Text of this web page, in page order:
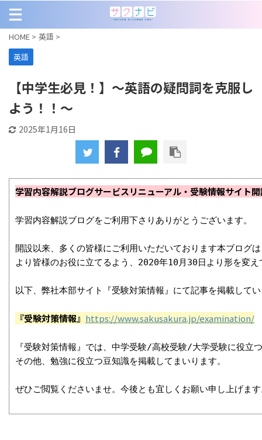
HOME > 英語 >
英語
【中学生必見！】～英語の疑問詞を克服し
よう！！～
2025年1月16日
学習内容解説ブログサービスリニューアル・受験情報サイト
学習内容解説ブログをご利用下さりありがとうございます。
開設以来、多くの皆様にご利用いただいております本ブログ
より皆様のお役に立てるよう、2020年10月30日より形を変
以下、弊社本部サイト『受験対策情報』にて記事を掲載して
『受験対策情報』 https://www.sakusakura.jp/examination/
『受験対策情報』では、中学受験/高校受験/大学受験に役立
その他、勉強に役立つ豆知識を掲載してまいります。
ぜひご閲覧くださいませ。今後とも宜しくお願い申し上げま